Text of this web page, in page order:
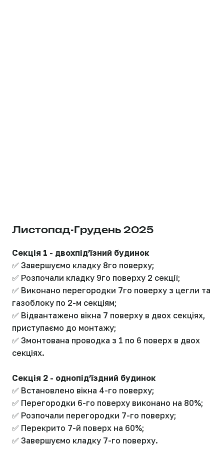
Листопад-Грудень 2025
Секція 1 - двохпідʼїзний будинок
✅ Завершуємо кладку 8го поверху;
✅ Розпочали кладку 9го поверху 2 секції;
✅ Виконано перегородки 7го поверху з цегли та
газоблоку по 2-м секціям;
✅ Відвантажено вікна 7 поверху в двох секціях,
приступаємо до монтажу;
✅ Змонтована проводка з 1 по 6 поверх в двох
секціях.
Секція 2 - однопідʼїздний будинок
✅ Встановлено вікна 4-го поверху;
✅ Перегородки 6-го поверху виконано на 80%;
✅ Розпочали перегородки 7-го поверху;
✅ Перекрито 7-й поверх на 60%;
✅ Завершуємо кладку 7-го поверху.